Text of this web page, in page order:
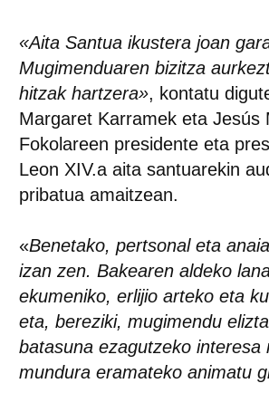
«Aita Santua ikustera joan
Mugimenduaren bizitza
hitzak hartzera», kontatu
Margaret Karramek eta Jesús
Fokolareen presidente eta
Leon XIV.a aita santuarekin
pribatua amaitzean.
«Benetako, pertsonal eta
izan zen. Bakearen aldeko
ekumeniko, erlijio arteko eta
eta, bereziki, mugimendu
batasuna ezagutzeko interesa
mundura eramateko animatu